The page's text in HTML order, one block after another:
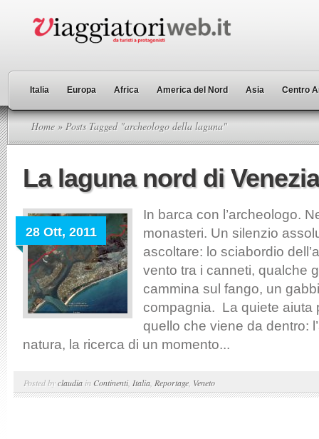
Italia Europa Africa America del Nord Asia Centro
Home » Posts Tagged "archeologo della laguna"
La laguna nord di Venezia
28 Ott, 2011
In barca con l’archeologo.
monasteri. Un silenzio
ascoltare: lo sciabordio
vento tra i canneti, qualche
cammina sul fango, un
compagnia. La quiete aiuta
quello che viene da dentro:
natura, la ricerca di un momento...
Posted byclaudia in Continenti, Italia Reportage Veneto